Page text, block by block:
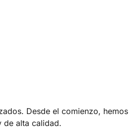
Desde el comienzo, hemos
de alta calidad.